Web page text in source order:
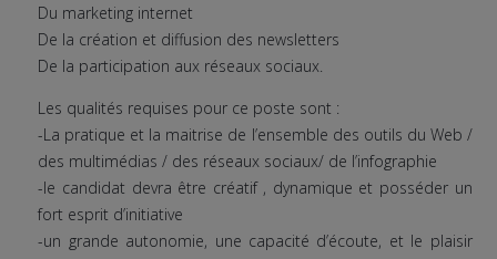
Du marketing internet
De la création et diffusion des newsletters
De la participation aux réseaux sociaux.
Les qualités requises pour ce poste sont :
-La pratique et la maitrise de l’ensemble des outils du Web /
des multimédias / des réseaux sociaux/ de l’infographie
-le candidat devra être créatif , dynamique et posséder un
fort esprit d’initiative
-un grande autonomie, une capacité d’écoute, et le plaisir